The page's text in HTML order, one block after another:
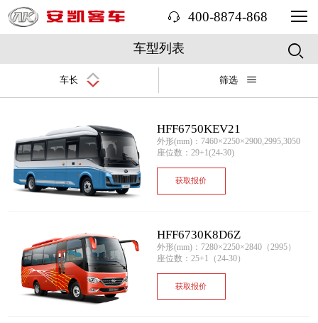
400-8874-868
车型列表
车长 筛选
HFF6750KEV21
外形(mm)：7460×2250×2900,2995,3050
座位数：29+1(24-30)
获取报价
HFF6730K8D6Z
外形(mm)：7280×2250×2840（2995）
座位数：25+1（24-30）
获取报价